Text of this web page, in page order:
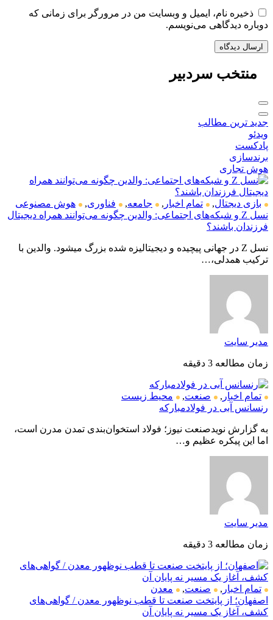
ذخیره نام، ایمیل و وبسایت من در مرورگر برای زمانی که
دوباره دیدگاهی می‌نویسم.
منتخب سردبیر
جدید ترین مطالب
ویدئو
پادکست
برندسازی
هوش تجاری
بازی دیجتال, تمام اخبار , جامعه, فناوری,
هوش مصنوعی
نسل Z و شبکه‌های اجتماعی: والدین چگونه می‌توانند همراه دیجیتال
فرزندان باشند؟
نسل Z در جهانی پیچیده و دیجیتالیزه شده بزرگ میشود. والدین با
ترکیب همدلی،…
مدیر سایت
زمان مطالعه 3 دقیقه
تمام اخبار , صنعت,
محیط زیست
رنسانس آبی در فولادمبارکه
به گزارش نویدصنعت نیوز؛ فولاد استخوان‌بندی تمدن مدرن است،
اما این پیکره عظیم و…
مدیر سایت
زمان مطالعه 3 دقیقه
تمام اخبار , صنعت,
معدن
اصفهان؛ از پایتخت صنعت تا قطب نوظهور معدن / گواهی‌های
کشف، آغاز یک مسیر نه پایان آن